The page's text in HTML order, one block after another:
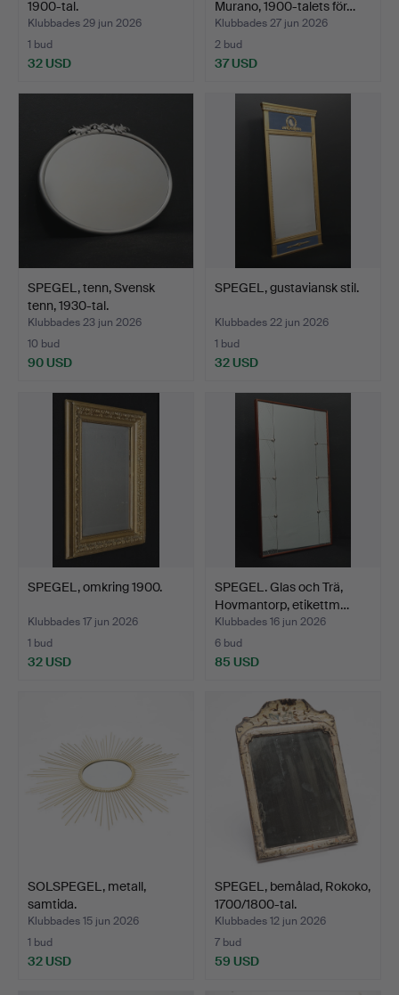
1900-tal.
Klubbades 29 jun 2026
1 bud
32 USD
Murano, 1900-talets för…
Klubbades 27 jun 2026
2 bud
37 USD
SPEGEL, tenn, Svensk
tenn, 1930-tal.
Klubbades 23 jun 2026
10 bud
90 USD
SPEGEL, gustaviansk stil.
Klubbades 22 jun 2026
1 bud
32 USD
SPEGEL, omkring 1900.
Klubbades 17 jun 2026
1 bud
32 USD
SPEGEL. Glas och Trä,
Hovmantorp, etikettm…
Klubbades 16 jun 2026
6 bud
85 USD
SOLSPEGEL, metall,
samtida.
Klubbades 15 jun 2026
1 bud
32 USD
SPEGEL, bemålad, Rokoko,
1700/1800-tal.
Klubbades 12 jun 2026
7 bud
59 USD